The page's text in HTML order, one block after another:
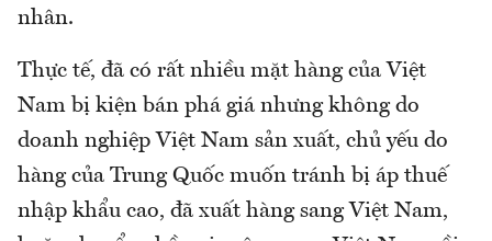
nhân.
Thực tế, đã có rất nhiều mặt hàng của Việt
Nam bị kiện bán phá giá nhưng không do
doanh nghiệp Việt Nam sản xuất, chủ yếu do
hàng của Trung Quốc muốn tránh bị áp thuế
nhập khẩu cao, đã xuất hàng sang Việt Nam,